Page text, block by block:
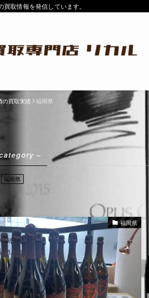
取情報を発信しています。
の買取実績 福岡県
–
福岡県
福岡県